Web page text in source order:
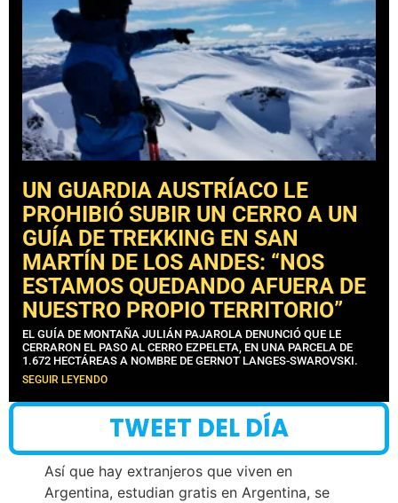
UN GUARDIA AUSTRÍACO LE
PROHIBIÓ SUBIR UN CERRO A UN
GUÍA DE TREKKING EN SAN
MARTÍN DE LOS ANDES: “NOS
ESTAMOS QUEDANDO AFUERA DE
NUESTRO PROPIO TERRITORIO”
EL GUÍA DE MONTAÑA JULIÁN PAJAROLA DENUNCIÓ QUE LE
CERRARON EL PASO AL CERRO EZPELETA, EN UNA PARCELA DE
1.672 HECTÁREAS A NOMBRE DE GERNOT LANGES-SWAROVSKI.
SEGUIR LEYENDO
TWEET DEL DÍA
Así que hay extranjeros que viven en
Argentina, estudian gratis en Argentina, se